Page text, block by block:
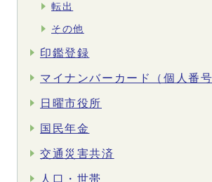
転出
その他
印鑑登録
マイナンバーカード（個人番号
日曜市役所
国民年金
交通災害共済
人口・世帯